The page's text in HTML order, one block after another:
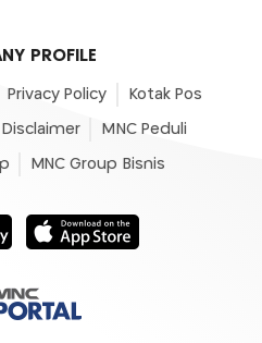
PROFILE
Privacy Policy Kotak Pos
Disclaimer MNC Peduli
MNC Group Bisnis